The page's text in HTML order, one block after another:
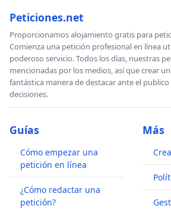
Peticiones.net
Proporcionamos alojamiento gratis para
Comienza una petición profesional en línea
poderoso servicio. Todos los días, nuestras
mencionadas por los medios, así que crear
fantástica manera de destacar ante el
decisiones.
Guías
Cómo empezar una
petición en línea
¿Cómo redactar una
petición?
Más